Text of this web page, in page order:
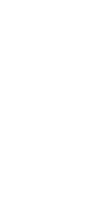
privado ha
verdes,
negocio
que facilitan
de